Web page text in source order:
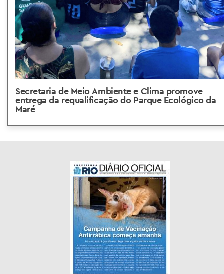
Secretaria de Meio Ambiente e Clima promove
entrega da requalificação do Parque Ecológico da
Maré